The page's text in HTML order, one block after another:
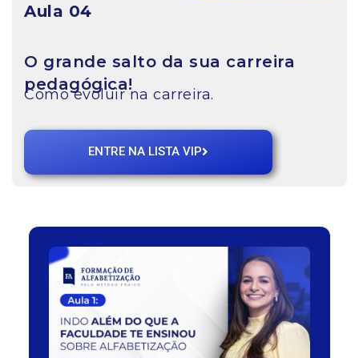
Aula 04
O grande salto da sua carreira
pedagógica!
Como evoluir na carreira.
ENTRE NA LISTA VIP